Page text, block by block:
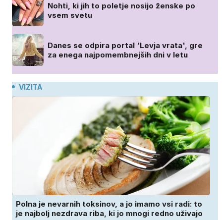
Nohti, ki jih to poletje nosijo ženske po
vsem svetu
Danes se odpira portal 'Levja vrata', gre
za enega najpomembnejših dni v letu
VIZITA
Polna je nevarnih toksinov, a jo imamo vsi radi: to
je najbolj nezdrava riba, ki jo mnogi redno uživajo